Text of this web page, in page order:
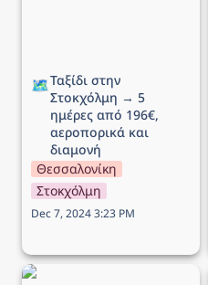
🗺️Ταξίδι στην
Στοκχόλμη → 5
ημέρες από 196€,
αεροπορικά και
διαμονή
Θεσσαλονίκη
Στοκχόλμη
Dec 7, 2024 3:23 PM
Ταξίδι στo Ίνσμπρουκ →